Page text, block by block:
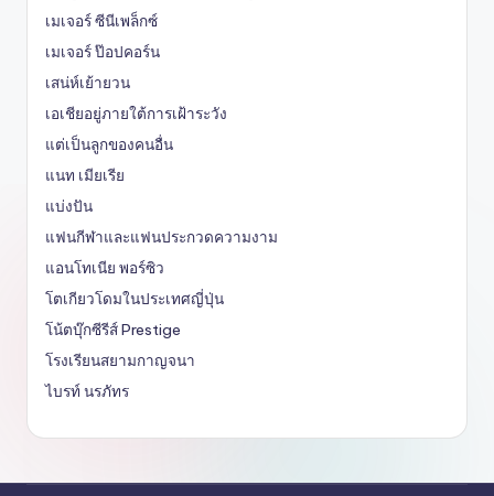
เมเจอร์ ซีนีเพล็กซ์
เมเจอร์ ป๊อปคอร์น
เสน่ห์เย้ายวน
เอเชียอยู่ภายใต้การเฝ้าระวัง
แต่เป็นลูกของคนอื่น
แนท เมียเรีย
แบ่งปัน
แฟนกีฬาและแฟนประกวดความงาม
แอนโทเนีย พอร์ซิว
โตเกียวโดมในประเทศญี่ปุ่น
โน้ตบุ๊กซีรีส์ Prestige
โรงเรียนสยามกาญจนา
ไบรท์ นรภัทร